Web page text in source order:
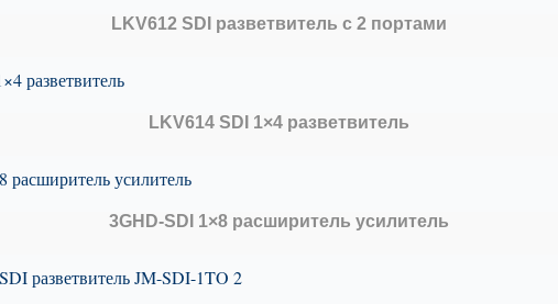
LKV612 SDI разветвитель с 2 портами
LKV614 SDI 1×4 разветвитель
3GHD-SDI 1×8 расширитель усилитель